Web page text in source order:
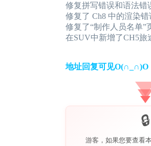
修复拼写错误和语法错
修复了 Ch8 中的渲染错
修复了“制作人员名单”
在SUV中新增了CH5旅
地址回复可见O(∩_∩)O
游客，如果您要查看